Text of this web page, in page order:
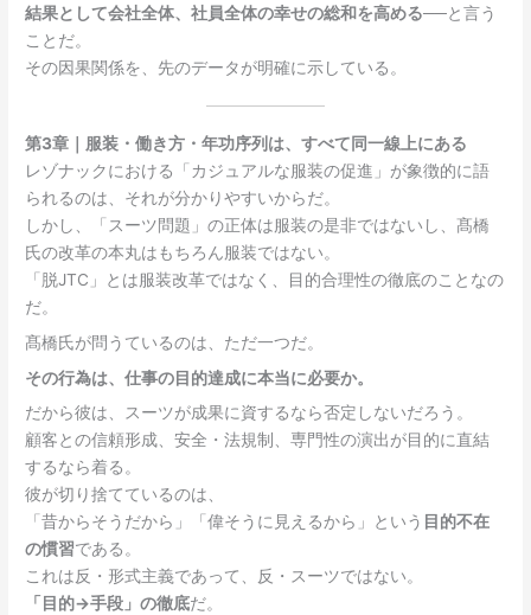
結果として会社全体、社員全体の幸せの総和を高める──と言う
ことだ。
その因果関係を、先のデータが明確に示している。
第3章｜服装・働き方・年功序列は、すべて同一線上にある
レゾナックにおける「カジュアルな服装の促進」が象徴的に語
られるのは、それが分かりやすいからだ。
しかし、「スーツ問題」の正体は服装の是非ではないし、髙橋
氏の改革の本丸はもちろん服装ではない。
「脱JTC」とは服装改革ではなく、目的合理性の徹底のことなの
だ。
髙橋氏が問うているのは、ただ一つだ。
その行為は、仕事の目的達成に本当に必要か。
だから彼は、スーツが成果に資するなら否定しないだろう。
顧客との信頼形成、安全・法規制、専門性の演出が目的に直結
するなら着る。
彼が切り捨てているのは、
「昔からそうだから」「偉そうに見えるから」という 目的不在
の慣習である。
これは反・形式主義であって、反・スーツではない。
「目的→手段」の徹底だ。